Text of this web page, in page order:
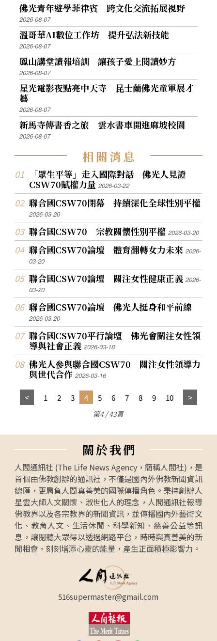
佛光青年遊學菲律賓 跨文化交流拓展視野
2026-08-07
溫哥華AI數位工作坊 提升弘法新技能
2026-08-07
鳳山講堂讀報培訓 讓孩子愛上閱讀妙方
2026-08-07
星光電影夜點亮中天寺 昆士蘭佛光童軍展才
藝
2026-08-07
新馬寺傳書香之旅 雲水書車開進麻坡校園
2026-08-07
相關消息
「眾生平等」走入國際對話 佛光人見證
CSW70賦權力量2026-03-22
聯合國CSW70閉幕 持續深化全球性別平權
2026-03-20
聯合國CSW70 宗教關懷性別平權2026-03-20
聯合國CSW70論壇 體育翻轉女力未來2026-
03-20
聯合國CSW70論壇 關注女性健康正義2026-
03-20
聯合國CSW70論壇 佛光人挺身和平前線
2026-03-20
聯合國CSW70平行論壇 佛光會關注女性領
導與社會正義2026-03-18
佛光人參與聯合國CSW70 關注女性領導力
與世代合作2026-03-16
1 2 3 4 5 6 7 8 9 10
第4 / 43頁
關於我們
人間通訊社 (The Life News Agency，簡稱人間社)，是
首個由佛教創辦的通訊社，不僅是國內外佛教新聞資訊
總匯，更肩負人間真善美的國際傳播角色。秉持創辦人
星雲大師人文關懷、淑世化人的理念，人間通訊社報導
佛教界以及各宗教界的新聞資訊，並傳播國內外藝術文
化、教育人文、生活休閒、科學新知、慈善公益等訊
息，讓閱聽大眾得以透過網路平台，時時與真善美的新
聞相會，刻刻增添心靈的能量，產生正面積極影響力。
516supermaster@gmail.com